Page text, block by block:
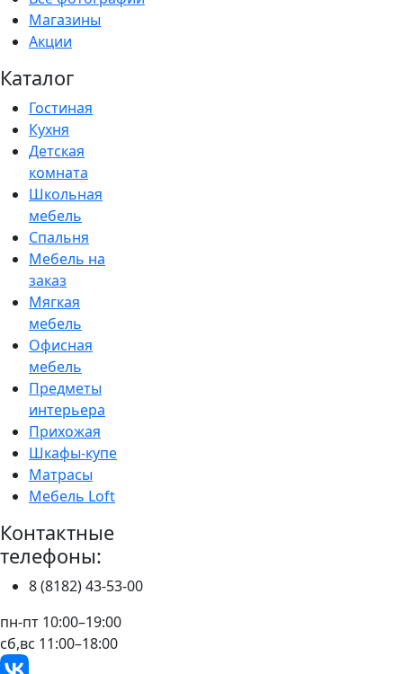
Магазины
Акции
Каталог
Гостиная
Кухня
Детская
комната
Школьная
мебель
Спальня
Мебель на
заказ
Мягкая
мебель
Офисная
мебель
Предметы
интерьера
Прихожая
Шкафы-купе
Матрасы
Мебель Loft
Контактные
телефоны:
8 (8182) 43-53-00
пн-пт 10:00–19:00
сб,вс 11:00–18:00